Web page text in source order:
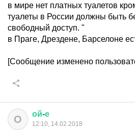
в мире нет платных туалетов
туалеты в России должны быть
свободный доступ. "
в Праге, Дрездене, Барселоне
[Сообщение изменено
О ой-е
12:10, 14.02.2018